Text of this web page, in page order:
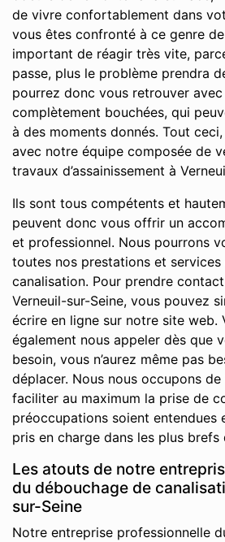
de vivre confortablement dans
vous êtes confronté à ce genre
important de réagir très vite,
passe, plus le problème prendra
pourrez donc vous retrouver
complètement bouchées, qui
à des moments donnés. Tout
avec notre équipe composée de
travaux d’assainissement à
Ils sont tous compétents et
peuvent donc vous offrir un
et professionnel. Nous pourrons
toutes nos prestations et
canalisation. Pour prendre
Verneuil-sur-Seine, vous pouvez
écrire en ligne sur notre site web.
également nous appeler dès que
besoin, vous n’aurez même pas
déplacer. Nous nous occupons
faciliter au maximum la prise de
préoccupations soient entendues
pris en charge dans les plus brefs
Les atouts de notre
du débouchage de
sur-Seine
Notre entreprise professionnelle